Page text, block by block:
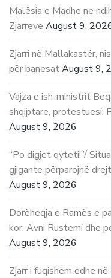
Malësia e Madhe ne
Zjarreve August 9,
Zjarri në Mallakastër,
për banesatAugust 9,
Vajza e ish-ministrit
shqiptare, protestuesi:
August 9, 2026
“Po digjet qyteti!”/
gjigante përparojnë
August 9, 2026
Dorëheqja e Ramës e
kor: Avni Rustemi dhe
August 9, 2026
Zjarr i fuqishëm edhe